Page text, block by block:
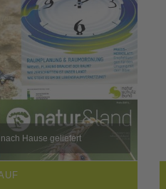
Hause geliefert